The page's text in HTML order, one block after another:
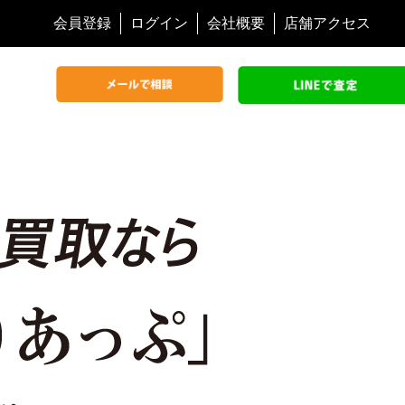
会員登録 ログイン 会社概要 店舗アクセス